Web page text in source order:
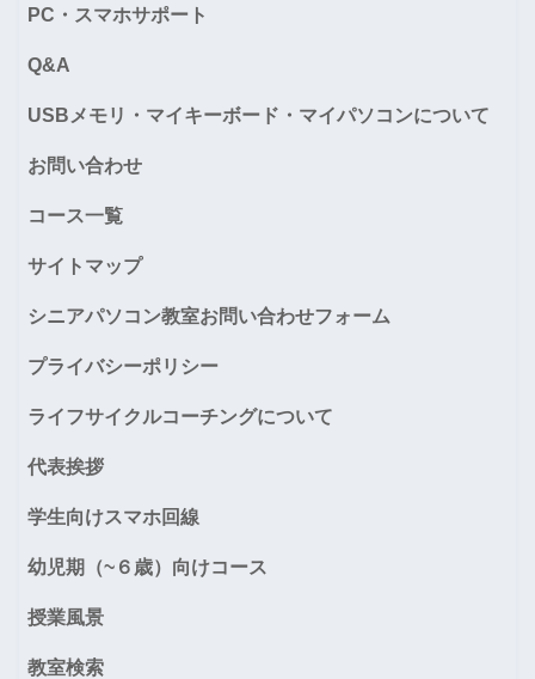
PC・スマホサポート
Q&A
USBメモリ・マイキーボード・マイパソコンについて
お問い合わせ
コース一覧
サイトマップ
シニアパソコン教室お問い合わせフォーム
プライバシーポリシー
ライフサイクルコーチングについて
代表挨拶
学生向けスマホ回線
幼児期（~６歳）向けコース
授業風景
教室検索